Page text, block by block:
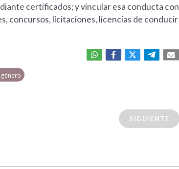
certificados; y vincular esa conducta con
concursos, licitaciones, licencias de conducir
SIGUIENTE